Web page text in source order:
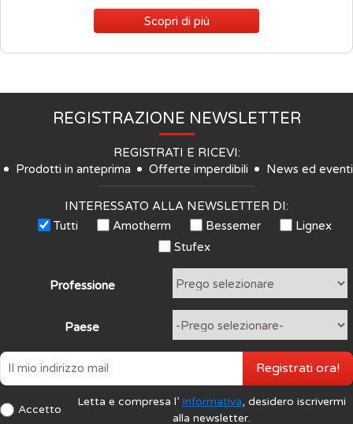
Scopri di più
REGISTRAZIONE NEWSLETTER
REGISTRATI E RICEVI:
Prodotti in anteprima
Offerte imperdibili News ed eventi
INTERESSATO ALLA NEWSLETTER DI:
Tutti
Amotherm Bessemer
Lignex
Stufex
Professione
Paese
Accetto
Letta e compresa l’ Informativa, desidero iscrivermi
alla newsletter.
Registrati ora!